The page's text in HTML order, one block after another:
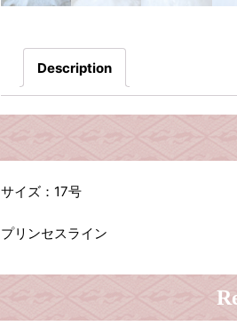
Description
サイズ：17号
プリンセスライン